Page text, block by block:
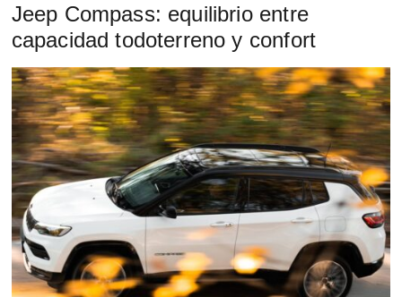
Jeep Compass: equilibrio entre
capacidad todoterreno y confort